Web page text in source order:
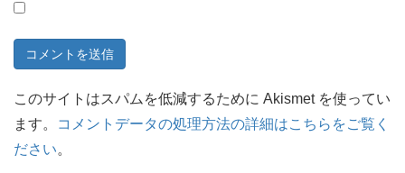
このサイトはスパムを低減するために Akismet を使ってい
ます。
コメントデータの処理方法の詳細はこちらをご覧く
ださい。